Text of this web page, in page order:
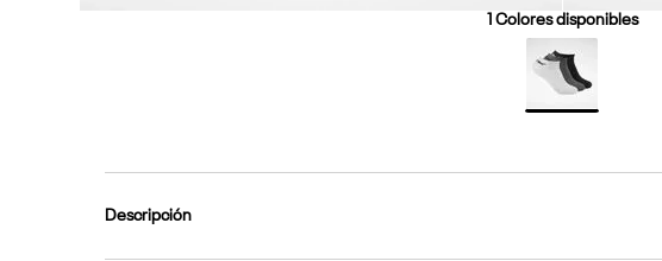
1 Colores disponibles
Descripción